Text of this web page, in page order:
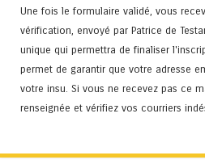
Une fois le formulaire validé, vous
vérification, envoyé par Patrice de
unique qui permettra de finaliser
permet de garantir que votre adresse
votre insu. Si vous ne recevez pas ce
renseignée et vérifiez vos courriers